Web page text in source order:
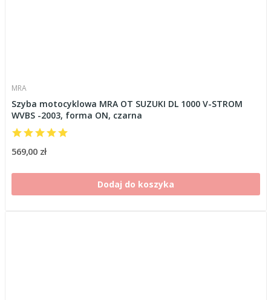
MRA
Szyba motocyklowa MRA OT SUZUKI DL 1000 V-STROM
WVBS -2003, forma ON, czarna
569,00 zł
Dodaj do koszyka